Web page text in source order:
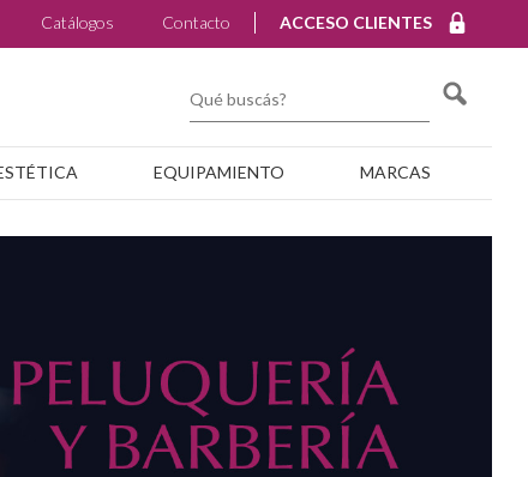
Catálogos Contacto ACCESO CLIENTES
EQUIPAMIENTO MARCAS